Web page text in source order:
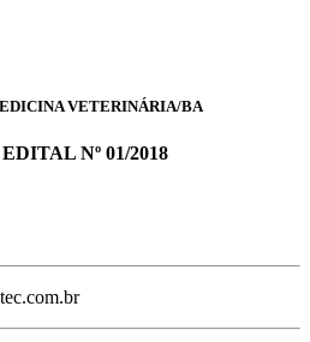
VETERINÁRIA/BA
Nº 01/2018